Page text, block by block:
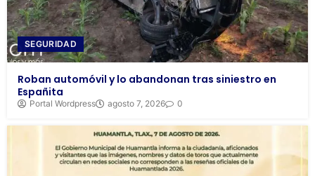
SEGURIDAD
Roban automóvil y lo abandonan tras siniestro en
Españita
Portal Wordpress agosto 7, 2026 0